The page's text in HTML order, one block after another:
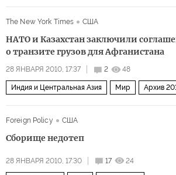
The New York Times
США
НАТО и Казахстан заключили
о транзите грузов для Афганистана
28 ЯНВАРЯ 2010, 17:37 2 48
Индия и Центральная Азия Мир Архив
Foreign Policy
США
Сборище недотеп
28 ЯНВАРЯ 2010, 17:30 17 24